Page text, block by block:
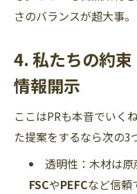
さのバランスが超大事。
4. 私たちの約束
情報開示
ここはPRも本音でいく
た提案をするなら次の3
透明性：木材は
FSCやPEFCなど信頼